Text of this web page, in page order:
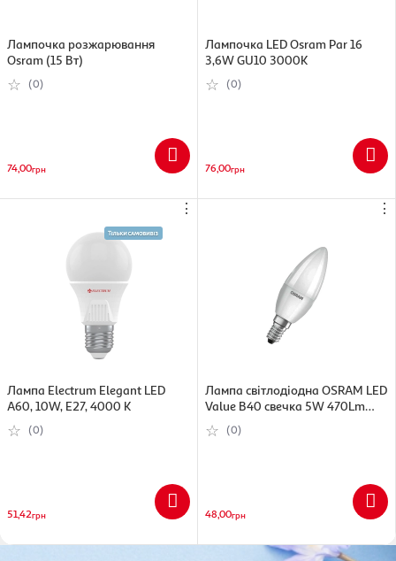
Лампочка розжарювання
Osram (15 Вт)
(0)
74,00грн
Лампочка LED Osram Par 16
3,6W GU10 3000К
(0)
76,00грн
⋮
Лампа Electrum Elegant LED
A60, 10W, Е27, 4000 K
(0)
51,42грн
⋮
Лампа світлодіодна OSRAM LED
Value B40 свечка 5W 470Lm
4000K E14
(0)
48,00грн